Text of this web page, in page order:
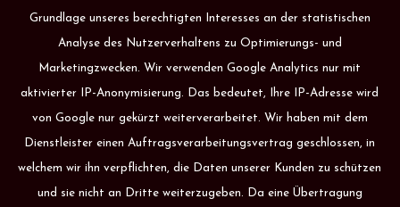
Grundlage unseres berechtigten Interesses an der statistischen
Analyse des Nutzerverhaltens zu Optimierungs- und
Marketingzwecken. Wir verwenden Google Analytics nur mit
aktivierter IP-Anonymisierung. Das bedeutet, Ihre IP-Adresse wird
von Google nur gekürzt weiterverarbeitet. Wir haben mit dem
Dienstleister einen Auftragsverarbeitungsvertrag geschlossen, in
welchem wir ihn verpflichten, die Daten unserer Kunden zu schützen
und sie nicht an Dritte weiterzugeben. Da eine Übertragung